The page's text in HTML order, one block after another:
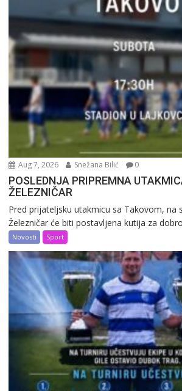
Aug 7, 2026 Snežana Bilić 0
POSLEDNJA PRIPREMNA
ŽELEZNIČAR
Pred prijateljsku utakmicu sa Takovom, na
Železničar će biti postavljena kutija za
Novosti Sport